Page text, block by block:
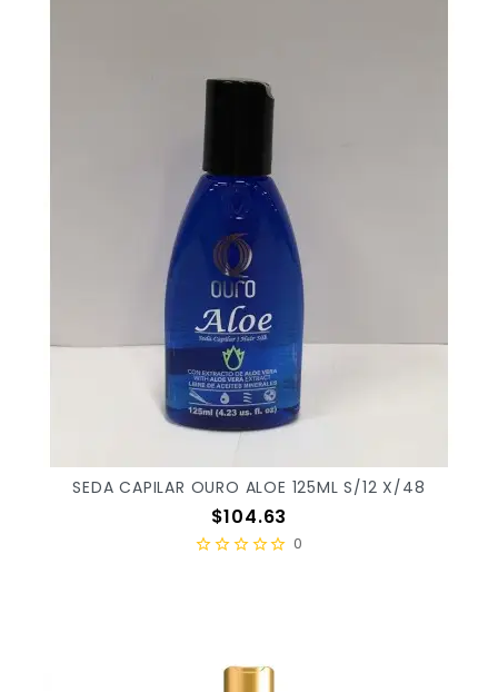
SEDA CAPILAR OURO ALOE 125ML S/12 X/48
Precio
$104.63
0